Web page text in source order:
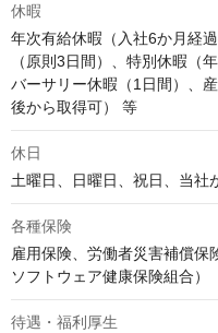
休暇
年次有給休暇（入社6か月経
（原則3日間）、特別休暇（
バーサリー休暇（1日間）、
後から取得可） 等
休日
各種保険
雇用保険、労働者災害補償保
ソフトウェア健康保険組合）
待遇・福利厚生